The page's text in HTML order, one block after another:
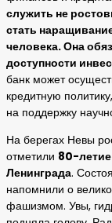
служить не
стать
человека. Она
доступности
банк может
кредитную
на поддержку
На берегах Невы
отметили 80-летие
Ленинграда.
напомнили о
фашизмом. Увы,